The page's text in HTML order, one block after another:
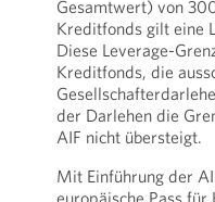
Gesamtwert) von
Kreditfonds gilt eine
Diese Leverage-
Kreditfonds, die
der Darlehen die
AIF nicht übersteigt.
Mit Einführung der
europäische Pass